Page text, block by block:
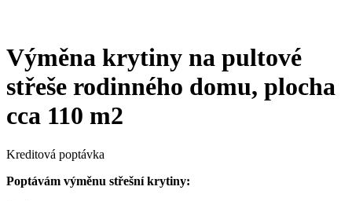
Výměna krytiny na pultové
střeše rodinného domu, plocha
cca 110 m2
Kreditová poptávka
Poptávám výměnu střešní krytiny: